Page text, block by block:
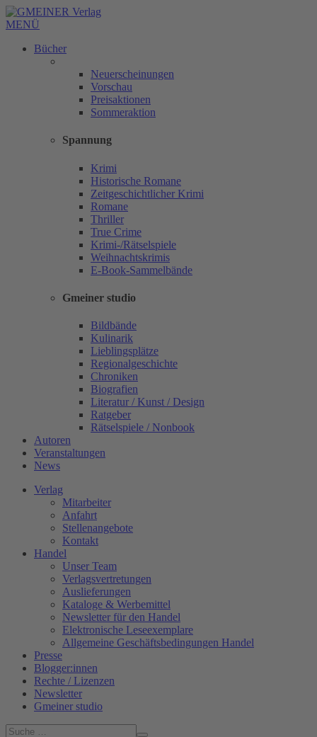
MENÜ
Bücher
Neuerscheinungen
Vorschau
Preisaktionen
Sommeraktion
Spannung
Krimi
Historische Romane
Zeitgeschichtlicher Krimi
Romane
Thriller
True Crime
Krimi-/Rätselspiele
Weihnachtskrimis
E-Book-Sammelbände
Gmeiner studio
Bildbände
Kulinarik
Lieblingsplätze
Regionalgeschichte
Chroniken
Biografien
Literatur / Kunst / Design
Ratgeber
Rätselspiele / Nonbook
Autoren
Veranstaltungen
News
Verlag
Mitarbeiter
Anfahrt
Stellenangebote
Kontakt
Handel
Unser Team
Verlagsvertretungen
Auslieferungen
Kataloge & Werbemittel
Newsletter für den Handel
Elektronische Leseexemplare
Allgemeine Geschäftsbedingungen Handel
Presse
Blogger:innen
Rechte / Lizenzen
Newsletter
Gmeiner studio